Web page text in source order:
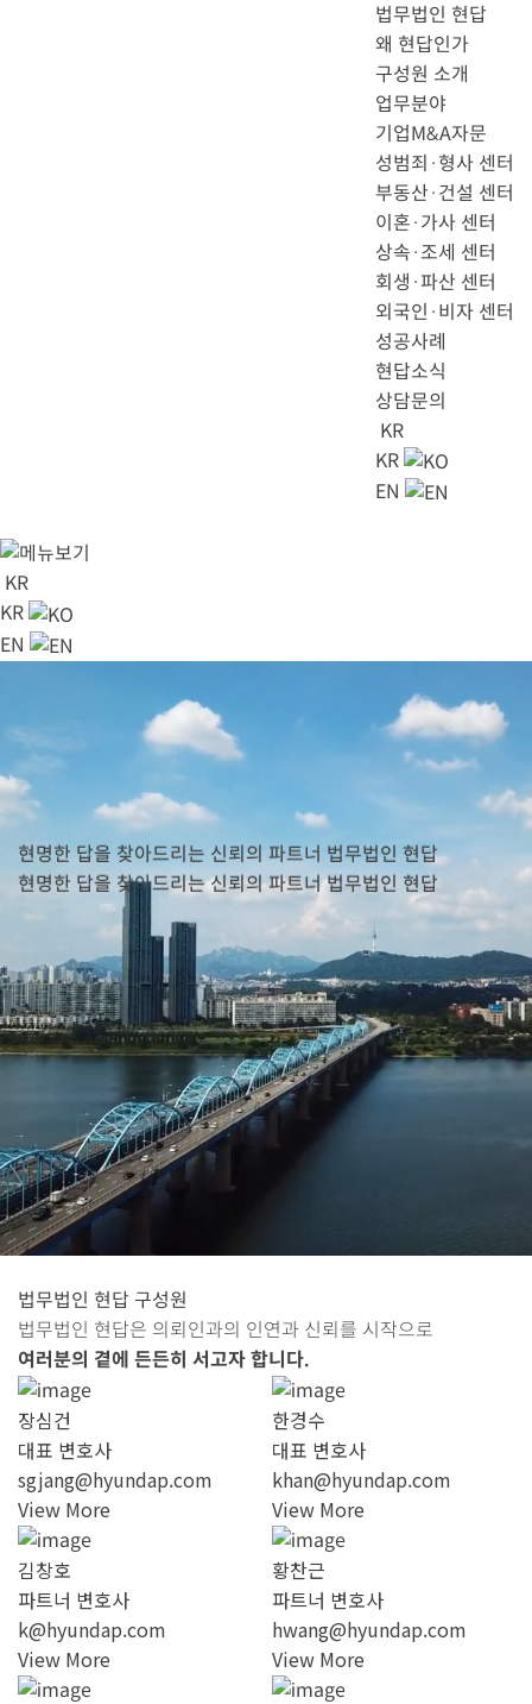
법무법인 현답
왜 현답인가
구성원 소개
업무분야
기업M&A자문
성범죄·형사 센터
부동산·건설 센터
이혼·가사 센터
상속·조세 센터
회생·파산 센터
외국인·비자 센터
성공사례
현답소식
상담문의
KR
KR
EN
KR
KR
EN
부동산·건설 센터
대표 번호
02-6929-0514
상담문의
현명한 답을 찾아드리는 신뢰의 파트너 법무법인 현답
현명한 답을 찾아드리는 신뢰의 파트너법무법인 현답
법무법인 현답 구성원
법무법인 현답은 의뢰인과의 인연과 신뢰를 시작으로
여러분의 곁에 든든히 서고자 합니다.
장심건
대표 변호사
sgjang@hyundap.com
View More
한경수
대표 변호사
khan@hyundap.com
View More
김창호
파트너 변호사
k@hyundap.com
View More
황찬근
파트너 변호사
hwang@hyundap.com
View More